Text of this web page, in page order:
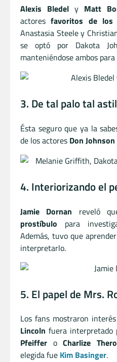
Alexis Bledel y Matt
actoresfavoritos de los
Anastasia Steele y
se optó por Dakota
manteniéndose ambos
3. De tal palo tal
Ésta seguro que ya la
de los actores Don
4. Interiorizando el
Jamie Dornan reveló
prostíbulo para
Además, tuvo que
interpretarlo.
5. El papel de Mrs.
Los fans mostraron
Lincoln fuera interpretado
Pfeiffer o Charlize
elegida fue Kim Basinger.